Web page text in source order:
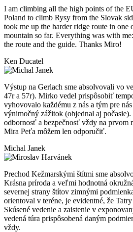
I am climbing all the high points of the
Poland to climb Rysy from the Slovak
took me up the harder ridge route in one
mountain so far. Everything was with
the route and the guide. Thanks Miro!
Ken Ducatel
Výstup na Gerlach sme absolvovali vo
47r a 57r). Mirko vedel prispôsobiť
vyhovovalo každému z nás a tým pre
výnimočný zážitok (objednal aj počasie).
odbornosť a bezpečnosť vždy na prvom
Mira Peťa môžem len odporučiť.
Michal Janek
Prechod Kežmarskými štítmi sme
Krásna príroda a veľmi hodnotná
severnej strany štítov zimnými
orientoval v teréne, je evidentné, že
Skúsené vedenie a zaistenie v
vedená túra prispôsobená daným
vždy.